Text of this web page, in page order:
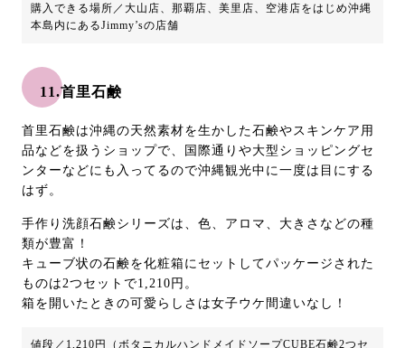
購入できる場所／大山店、那覇店、美里店、空港店をはじめ沖縄
本島内にあるJimmy’sの店舗
11.首里石鹸
首里石鹸は沖縄の天然素材を生かした石鹸やスキンケア用
品などを扱うショップで、国際通りや大型ショッピングセ
ンターなどにも入ってるので沖縄観光中に一度は目にする
はず。
手作り洗顔石鹸シリーズは、色、アロマ、大きさなどの種
類が豊富！
キューブ状の石鹸を化粧箱にセットしてパッケージされた
ものは2つセットで1,210円。
箱を開いたときの可愛らしさは女子ウケ間違いなし！
値段／1,210円（ボタニカルハンドメイドソープCUBE石鹸2つセ